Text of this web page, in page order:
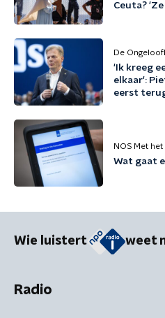
Ceuta?
De
'Ik kreeg
elkaar':
eerst
NOS Met
Wat gaat
Wie luistert weet
Radio